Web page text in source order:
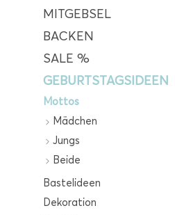
MITGEBSEL
BACKEN
SALE %
GEBURTSTAGSIDEEN
Mottos
Mädchen
Jungs
Beide
Bastelideen
Dekoration